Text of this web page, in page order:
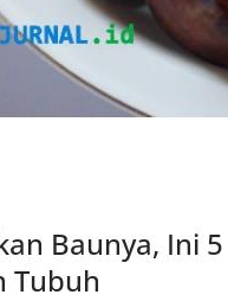
Baunya, Ini
Tubuh